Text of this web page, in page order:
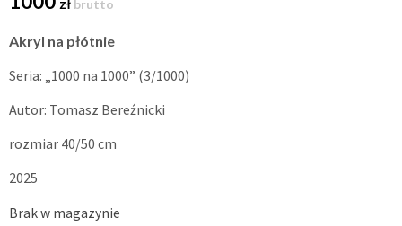
zł brutto
Akryl na płótnie
Seria: „1000 na 1000” (3/1000)
Autor: Tomasz Bereźnicki
rozmiar 40/50 cm
2025
Brak w magazynie